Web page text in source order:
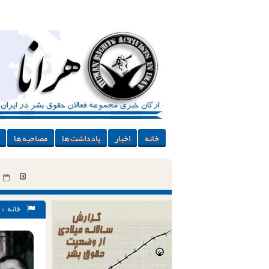
خانه اخبار یادداشت ها مصاحبه ها
خانه >